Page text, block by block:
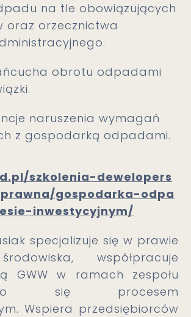
na tle obowiązujących
oraz orzecznictwa
obrotu odpadami
naruszenia wymagań
z gospodarką odpadami.​
szkolenia-dewelopers
gospodarka-odpa
inwestycyjnym/
specjalizuje się w prawie
współpracuje
GWW w ramach zespołu
się procesem
Wspiera przedsiębiorców